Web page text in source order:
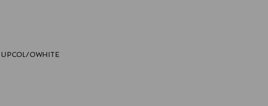
OWHITE